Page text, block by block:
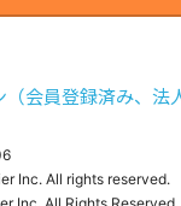
（会員登録済み、法
Inc. All rights reserved.